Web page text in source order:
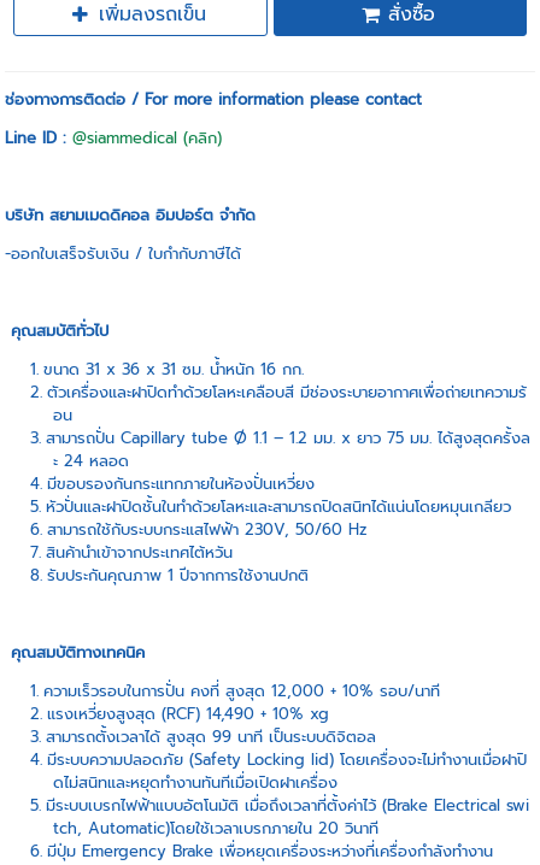
เพิ่มลงรถเข็น สั่งซื้อ
ช่องทางการติดต่อ / For more information please contact
Line ID :@siammedical (คลิก)
บริษัท สยามเมดดิคอล อิมปอร์ต จำกัด
-ออกใบเสร็จรับเงิน / ใบกำกับภาษีได้
คุณสมบัติทั่วไป
ขนาด 31 x 36 x 31 ซม. น้ำหนัก 16 กก.
ตัวเครื่องและฝาปิดทำด้วยโลหะเคลือบสี มีช่องระบายอากาศเพื่อถ่ายเทความร้
อน
สามารถปั่น Capillary tube Ø 1.1 – 1.2 มม. x ยาว 75 มม. ได้สูงสุดครั้งล
ะ 24 หลอด
มีขอบรองกันกระแทกภายในห้องปั่นเหวี่ยง
หัวปั่นและฝาปิดชั้นในทำด้วยโลหะและสามารถปิดสนิทได้แน่นโดยหมุนเกลียว
สามารถใช้กับระบบกระแสไฟฟ้า 230V, 50/60 Hz
สินค้านำเข้าจากประเทศไต้หวัน
รับประกันคุณภาพ 1 ปีจากการใช้งานปกติ
คุณสมบัติทางเทคนิค
ความเร็วรอบในการปั่น คงที่ สูงสุด 12,000 + 10% รอบ/นาที
แรงเหวี่ยงสูงสุด (RCF) 14,490 + 10% xg
สามารถตั้งเวลาได้ สูงสุด 99 นาที เป็นระบบดิจิตอล
มีระบบความปลอดภัย (Safety Locking lid) โดยเครื่องจะไม่ทำงานเมื่อฝาปิ
ดไม่สนิทและหยุดทำงานทันทีเมื่อเปิดฝาเครื่อง
มีระบบเบรกไฟฟ้าแบบอัตโนมัติ เมื่อถึงเวลาที่ตั้งค่าไว้ (Brake Electrical swi
tch, Automatic)โดยใช้เวลาเบรกภายใน 20 วินาที
มีปุ่ม Emergency Brake เพื่อหยุดเครื่องระหว่างที่เครื่องกำลังทำงาน